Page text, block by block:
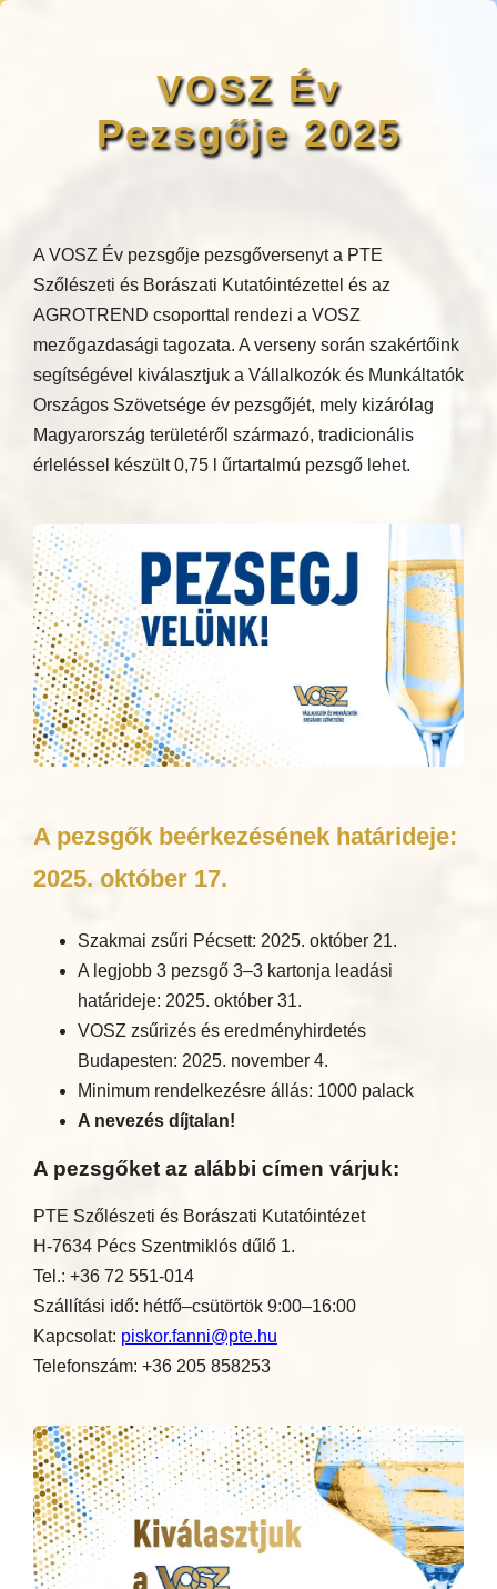
VOSZ Év
Pezsgője 2025
A VOSZ Év pezsgője pezsgőversenyt a PTE
Szőlészeti és Borászati Kutatóintézettel és az
AGROTREND csoporttal rendezi a VOSZ
mezőgazdasági tagozata. A verseny során szakértőink
segítségével kiválasztjuk a Vállalkozók és Munkáltatók
Országos Szövetsége év pezsgőjét, mely kizárólag
Magyarország területéről származó, tradicionális
érleléssel készült 0,75 l űrtartalmú pezsgő lehet.
A pezsgők beérkezésének határideje:
2025. október 17.
Szakmai zsűri Pécsett: 2025. október 21.
A legjobb 3 pezsgő 3–3 kartonja leadási
határideje: 2025. október 31.
VOSZ zsűrizés és eredményhirdetés
Budapesten: 2025. november 4.
Minimum rendelkezésre állás: 1000 palack
A nevezés díjtalan!
A pezsgőket az alábbi címen várjuk:
PTE Szőlészeti és Borászati Kutatóintézet
H-7634 Pécs Szentmiklós dűlő 1.
Tel.: +36 72 551-014
Szállítási idő: hétfő–csütörtök 9:00–16:00
Kapcsolat: piskor.fanni@pte.hu
Telefonszám: +36 205 858253